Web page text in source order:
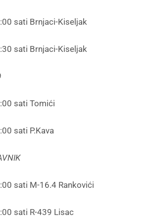
sati Brnjaci-Kiseljak
sati Brnjaci-Kiseljak
sati Tomići
sati P.Kava
sati M-16.4 Rankovići
sati R-439 Lisac